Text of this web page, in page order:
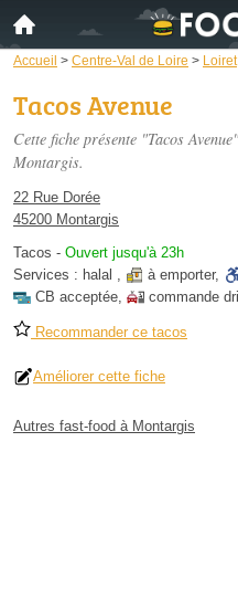
Accueil > Centre-Val de Loire > Loiret
Tacos Avenue
Cette fiche présente "Tacos
Montargis.
22 Rue Dorée
45200 Montargis
Tacos - Ouvert jusqu'à 23h
Services : halal , à emporter,
CB acceptée, commande
Recommander ce tacos
Améliorer cette fiche
Autres fast-food à Montargis